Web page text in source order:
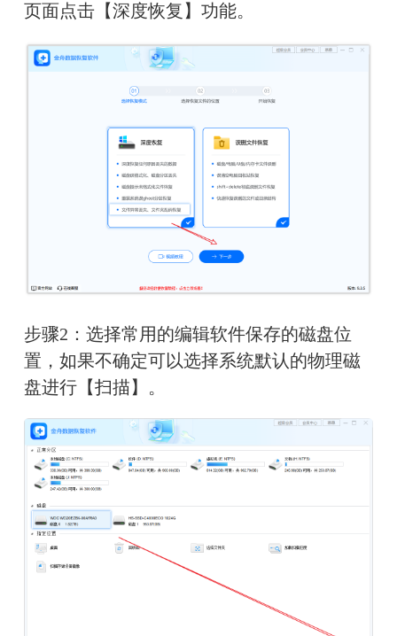
页面点击【深度恢复】功能。
步骤2：选择常用的编辑软件保存的磁盘位
置，如果不确定可以选择系统默认的物理磁
盘进行【扫描】。